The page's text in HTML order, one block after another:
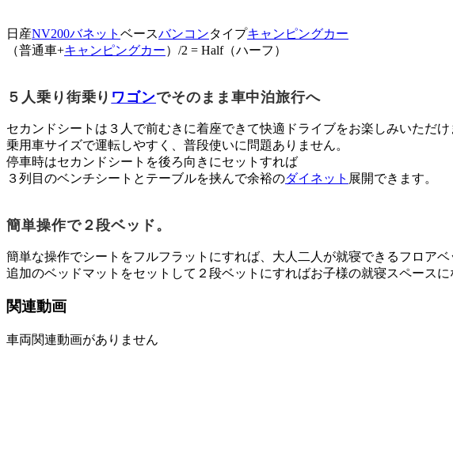
日産NV200バネット ベースバンコンタイプキャンピングカー
（普通車+キャンピングカー）/2 = Half（ハーフ）
５人乗り街乗り ワゴンでそのまま車中泊旅行へ
セカンドシートは３人で前むきに着座できて快適ドライブをお楽しみいただけ
乗用車サイズで運転しやすく、普段使いに問題ありません。
停車時はセカンドシートを後ろ向きにセットすれば
３列目のベンチシートとテーブルを挟んで余裕のダイネット 展開できます。
簡単操作で２段ベッド。
簡単な操作でシートをフルフラットにすれば、大人二人が就寝できるフロアベ
追加のベッドマットをセットして２段ベットにすればお子様の就寝スペースに
関連動画
車両関連動画がありません